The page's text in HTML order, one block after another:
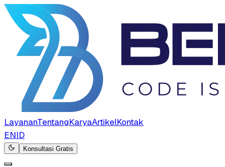
LayananTentangKaryaArtikelKontak
ENID
Konsultasi Gratis